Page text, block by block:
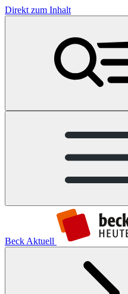
Direkt zum Inhalt
Beck Aktuell